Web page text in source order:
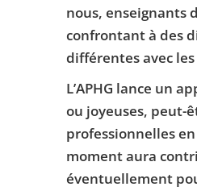
nous, enseignants
confrontant à des
différentes avec les
L’APHG lance un
ou joyeuses, peut-
professionnelles
moment aura
éventuellement